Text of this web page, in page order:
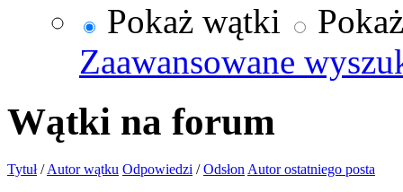
Pokaż wątki
Zaawansowane
Wątki na forum
Tytuł/Autor wątku Odpowiedzi /Odsłon Autor ostatniego posta